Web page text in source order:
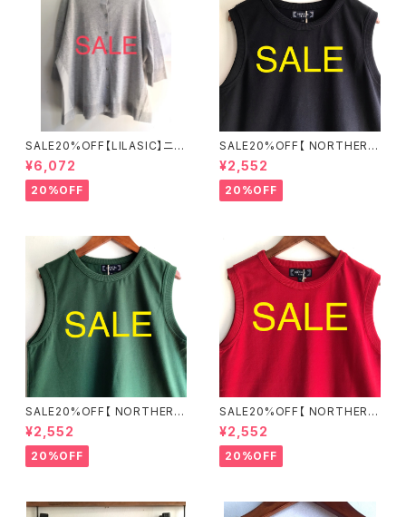
SALE20%OFF【LILASIC】ニッ
ト布帛カーディガン フリーサイ
ズ SDHE6138【リラシク by ノ
ースオブジェクト】
¥6,072
20%OFF
SALE20%OFF【 NORTHERN
TRUCK 】綿100％ カノコタン
クトップ ネイビー Mサイズ ND
CE6276【ノーザントラック】
¥2,552
20%OFF
SALE20%OFF【 NORTHERN
TRUCK 】綿100％ カノコタン
クトップ グリーン Mサイズ ND
CE6276【ノーザントラック】
¥2,552
20%OFF
SALE20%OFF【 NORTHERN
TRUCK 】綿100％ カノコタン
クトップ レッド Mサイズ NDCE
6276【ノーザントラック】
¥2,552
20%OFF